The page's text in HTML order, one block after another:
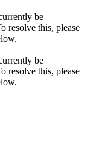
be
resolve this, please
be
resolve this, please